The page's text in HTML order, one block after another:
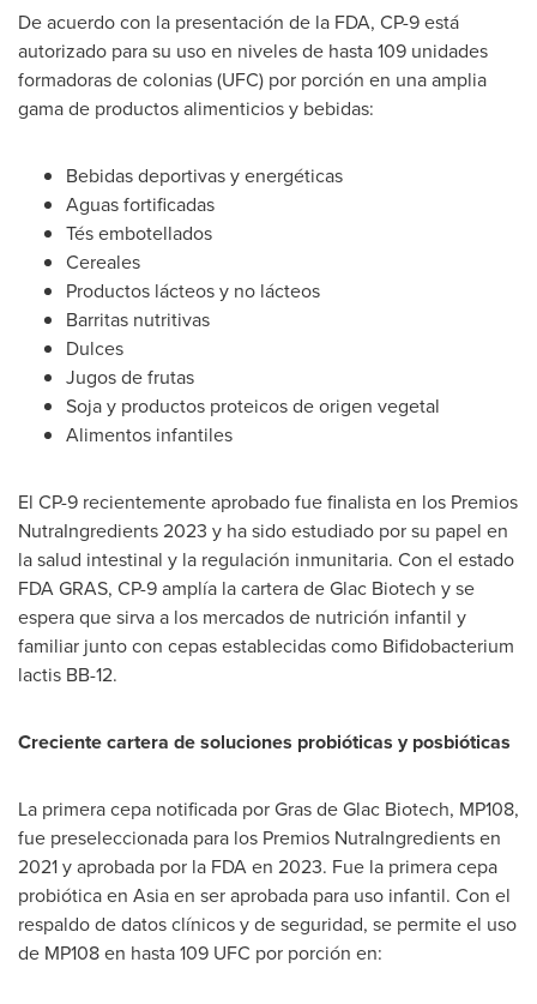
De acuerdo con la presentación de la FDA, CP-9 está
autorizado para su uso en niveles de hasta 109 unidades
formadoras de colonias (UFC) por porción en una amplia
gama de productos alimenticios y bebidas:
Bebidas deportivas y energéticas
Aguas fortificadas
Tés embotellados
Cereales
Productos lácteos y no lácteos
Barritas nutritivas
Dulces
Jugos de frutas
Soja y productos proteicos de origen vegetal
Alimentos infantiles
El CP-9 recientemente aprobado fue finalista en los Premios
NutraIngredients 2023 y ha sido estudiado por su papel en
la salud intestinal y la regulación inmunitaria. Con el estado
FDA GRAS, CP-9 amplía la cartera de Glac Biotech y se
espera que sirva a los mercados de nutrición infantil y
familiar junto con cepas establecidas como Bifidobacterium
lactis BB-12.
Creciente cartera de soluciones probióticas y posbióticas
La primera cepa notificada por Gras de Glac Biotech, MP108,
fue preseleccionada para los Premios NutraIngredients en
2021 y aprobada por la FDA en 2023. Fue la primera cepa
probiótica en Asiaen ser aprobada para uso infantil. Con el
respaldo de datos clínicos y de seguridad, se permite el uso
de MP108 en hasta 109 UFC por porción en: